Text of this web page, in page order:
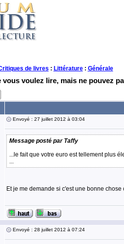
de livres : Littérature: Générale
voulez lire, mais ne pouvez
Envoyé : 27 juillet 2012 à 03:04
Message posté par Taffy
...le fait que votre euro est tellement plus
...
Et je me demande si c'est une bonne
Envoyé : 28 juillet 2012 à 07:24